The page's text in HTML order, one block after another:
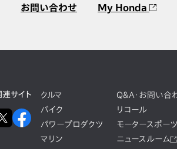
お問い合わせ My Honda
連サイト
クルマ
バイク
パワープロダクツ
マリン
Q&A・お問い合
リコール
モータースポーツ
ニュースルーム